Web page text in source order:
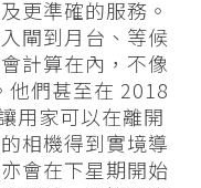
更準確的服務。
閘到月台、等候
計算在內，不像
他們甚至在 2018
用家可以在離開
相機得到實境導
會在下星期開始